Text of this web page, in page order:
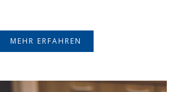
MEHR ERFAHREN